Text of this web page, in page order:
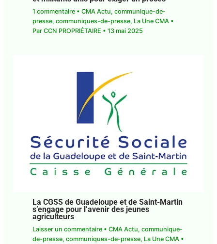
1 commentaire • CMA Actu, communique-de-
presse, communiques-de-presse, La Une CMA •
Par CCN PROPRIÉTAIRE • 13 mai 2025
La CGSS de Guadeloupe et de Saint-Martin
s’engage pour l’avenir des jeunes
agriculteurs
Laisser un commentaire • CMA Actu, communique-
de-presse, communiques-de-presse, La Une CMA •